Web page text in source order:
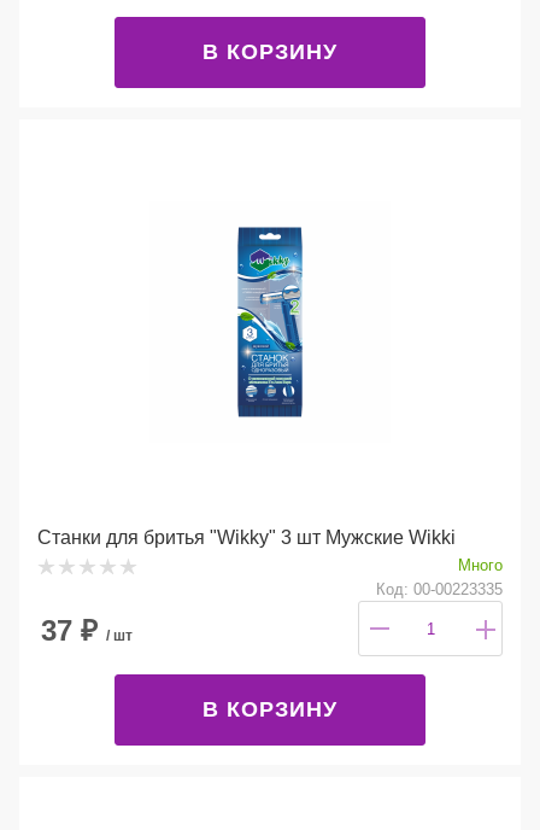
В КОРЗИНУ
Станки для бритья "Wikky" 3 шт Мужские Wikki
Много
Код: 00-00223335
37 ₽ / шт
В КОРЗИНУ